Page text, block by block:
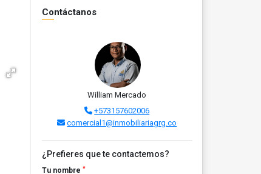
Contáctanos
William Mercado
+573157602006
comercial1@inmobiliariagrg.co
¿Prefieres que te contactemos?
Tu nombre *